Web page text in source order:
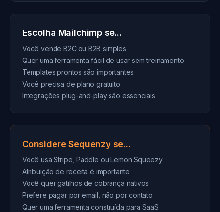
Escolha Mailchimp se...
Você vende B2C ou B2B simples
Quer uma ferramenta fácil de usar sem treinamento
Templates prontos são importantes
Você precisa de plano gratuito
Integrações plug-and-play são essenciais
Considere Sequenzy se...
Você usa Stripe, Paddle ou Lemon Squeezy
Atribuição de receita é importante
Você quer gatilhos de cobrança nativos
Prefere pagar por email, não por contato
Quer uma ferramenta construída para SaaS